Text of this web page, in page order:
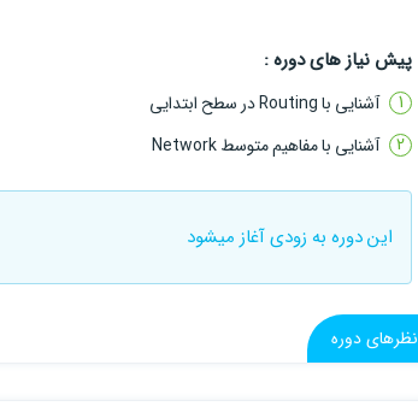
جوین کردن Kerio Control به Domain
آموزش بک آپ گیری
سناریوی نصب و راه اندازی
پیش نیاز های دوره :
آشنایی با Routing در سطح ابتدایی
آشنایی با مفاهیم متوسط Network
این دوره به زودی آغاز میشود
نظرهای دوره